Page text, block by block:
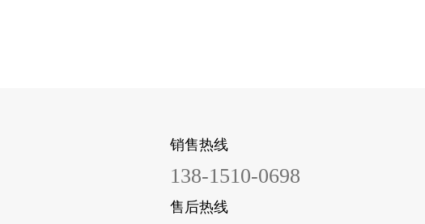
销售热线
138-1510-0698
售后热线